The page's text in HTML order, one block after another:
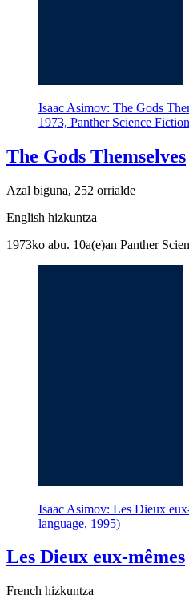
Isaac Asimov: The Gods
1973, Panther Science
The Gods Themselves
Azal biguna, 252 orrialde
English hizkuntza
1973ko abu. 10a(e)an Panther
Isaac Asimov: Les Dieux
language, 1995)
Les Dieux eux-mêmes
French hizkuntza